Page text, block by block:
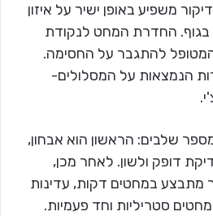
משפיע באופן ישיר על איזון
בגוף. החדרת המחט לנקודת
להתגבר על החסימה.
הנמצאות על המסלולים-
מספר שלבים: הראשון הוא אבחון,
דופק ולשון. לאחר מכן,
מתבצע במחטים דקות, עדינות
סטריליות וחד פעמיות.